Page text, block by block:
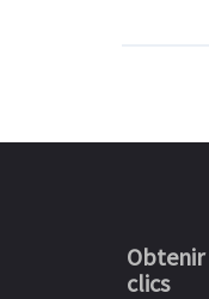
Obtenir
clics